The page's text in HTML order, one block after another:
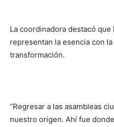
La coordinadora destacó
representan la esencia con
transformación.
“Regresar a las asambleas
nuestro origen. Ahí fue